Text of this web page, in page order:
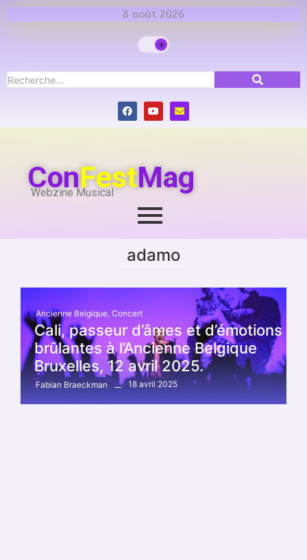
8 août 2026
ConFestMag
Webzine Musical
adamo
Ancienne Belgique, Concert
Cali, passeur d’âmes et d’émotions
brûlantes à l’Ancienne Belgique
Bruxelles, 12 avril 2025.
Fabian Braeckman 18 avril 2025